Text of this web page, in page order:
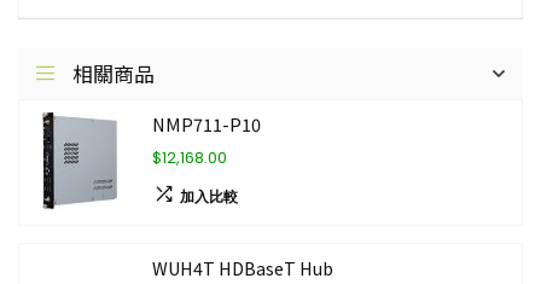
相關商品
NMP711-P10
$12,168.00
加入比較
WUH4T HDBaseT Hub